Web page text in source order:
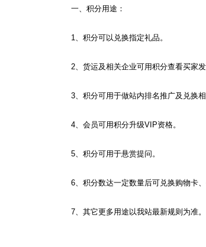
一、积分用途：
1、积分可以兑换指定礼品。
2、货运及相关企业可用积分查看买家
3、积分可用于做站内排名推广及兑换相
4、会员可用积分升级VIP资格。
5、积分可用于悬赏提问。
6、积分数达一定数量后可兑换购物卡、
7、其它更多用途以我站最新规则为准。